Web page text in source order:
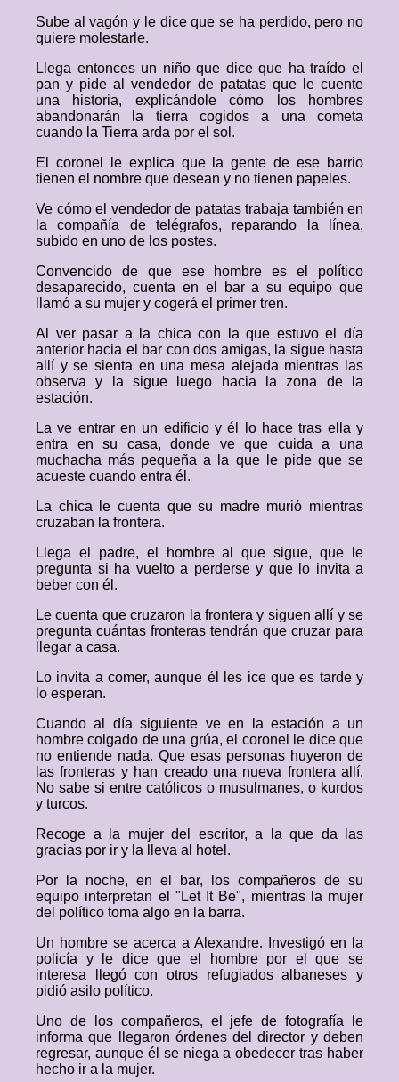
Sube al vagón y le dice que se ha perdido, pero no
quiere molestarle.
Llega entonces un niño que dice que ha traído el
pan y pide al vendedor de patatas que le cuente
una historia, explicándole cómo los hombres
abandonarán la tierra cogidos a una cometa
cuando la Tierra arda por el sol.
El coronel le explica que la gente de ese barrio
tienen el nombre que desean y no tienen papeles.
Ve cómo el vendedor de patatas trabaja también en
la compañía de telégrafos, reparando la línea,
subido en uno de los postes.
Convencido de que ese hombre es el político
desaparecido, cuenta en el bar a su equipo que
llamó a su mujer y cogerá el primer tren.
Al ver pasar a la chica con la que estuvo el día
anterior hacia el bar con dos amigas, la sigue hasta
allí y se sienta en una mesa alejada mientras las
observa y la sigue luego hacia la zona de la
estación.
La ve entrar en un edificio y él lo hace tras ella y
entra en su casa, donde ve que cuida a una
muchacha más pequeña a la que le pide que se
acueste cuando entra él.
La chica le cuenta que su madre murió mientras
cruzaban la frontera.
Llega el padre, el hombre al que sigue, que le
pregunta si ha vuelto a perderse y que lo invita a
beber con él.
Le cuenta que cruzaron la frontera y siguen allí y se
pregunta cuántas fronteras tendrán que cruzar para
llegar a casa.
Lo invita a comer, aunque él les ice que es tarde y
lo esperan.
Cuando al día siguiente ve en la estación a un
hombre colgado de una grúa, el coronel le dice que
no entiende nada. Que esas personas huyeron de
las fronteras y han creado una nueva frontera allí.
No sabe si entre católicos o musulmanes, o kurdos
y turcos.
Recoge a la mujer del escritor, a la que da las
gracias por ir y la lleva al hotel.
Por la noche, en el bar, los compañeros de su
equipo interpretan el "Let It Be", mientras la mujer
del político toma algo en la barra.
Un hombre se acerca a Alexandre. Investigó en la
policía y le dice que el hombre por el que se
interesa llegó con otros refugiados albaneses y
pidió asilo político.
Uno de los compañeros, el jefe de fotografía le
informa que llegaron órdenes del director y deben
regresar, aunque él se niega a obedecer tras haber
hecho ir a la mujer.